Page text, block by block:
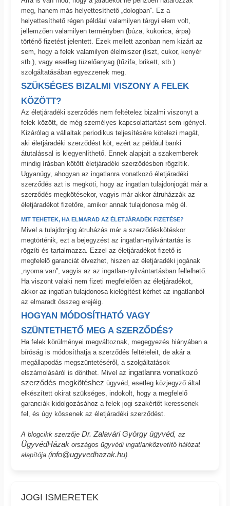
meg, hanem más helyettesíthető „dologban”. Ez a
helyettesíthető régen például valamilyen tárgyi elem volt,
jellemzően valamilyen terményben (búza, kukorica, árpa)
történő fizetést jelentett. Ezek mellett azonban nem kizárt az
sem, hogy a felek valamilyen élelmiszer (liszt, cukor, kenyér
stb.), vagy esetleg tüzelőanyag (tűzifa, brikett, stb.)
szolgáltatásában egyezzenek meg.
SZÜKSÉGES BIZALMI VISZONY A FELEK
KÖZÖTT?
Az életjáradéki szerződés nem feltételez bizalmi viszonyt a
felek között, de még személyes kapcsolattartást sem igényel.
Kizárólag a vállaltak periodikus teljesítésére kötelezi magát,
aki életjáradéki szerződést köt, ezért az például banki
átutalással is kiegyenlíthető. Ennek alapjait a szakemberek
mindig írásban kötött életjáradéki szerződésben rögzítik.
Ugyanúgy, ahogyan az ingatlanra vonatkozó életjáradéki
szerződés azt is megköti, hogy az ingatlan tulajdonjogát már a
szerződés megkötésekor, vagyis már akkor átruházzák az
életjáradékot fizetőre, amikor annak tulajdonosa még él.
MIT TEHETEK, HA ELMARAD AZ ÉLETJÁRADÉK FIZETÉSE?
Mivel a tulajdonjog átruházás már a szerződéskötéskor
megtörténik, ezt a bejegyzést az ingatlan-nyilvántartás is
rögzíti és tartalmazza. Ezzel az életjáradékot fizető is
megfelelő garanciát élvezhet, hiszen az életjáradéki jogának
„nyoma van”, vagyis az az ingatlan-nyilvántartásban fellelhető.
Ha viszont valaki nem fizeti megfelelően az életjáradékot,
akkor az ingatlan tulajdonosa kielégítést kérhet az ingatlanból
az elmaradt összeg erejéig.
HOGYAN MÓDOSÍTHATÓ VAGY
SZÜNTETHETŐ MEG A SZERZŐDÉS?
Ha felek körülményei megváltoznak, megegyezés hiányában a
bíróság is módosíthatja a szerződés feltételeit, de akár a
megállapodás megszüntetéséről, a szolgáltatások
elszámolásáról is dönthet. Mivel az ingatlanra vonatkozó
szerződés megkötéshez ügyvéd, esetleg közjegyző által
elkészített okirat szükséges, indokolt, hogy a megfelelő
garanciák kidolgozásához a felek jogi szakértőt keressenek
fel, és úgy kössenek az életjáradéki szerződést.
A blogcikk szerzőjeDr. Zalavári György ügyvéd, az
ÜgyvédHázak országos ügyvédi ingatlanközvetítő hálózat
alapítója (info@ugyvedhazak.hu).
JOGI ISMERETEK